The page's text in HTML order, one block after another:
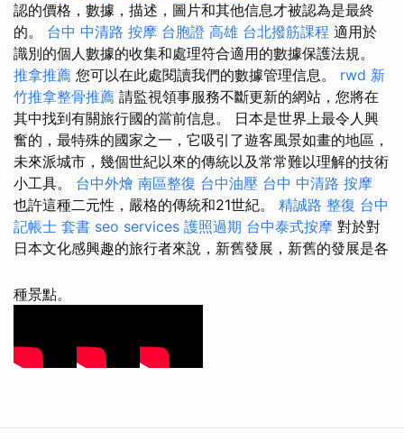
認的價格，數據，描述，圖片和其他信息才被認為是最終
的。 台中 中清路 按摩 台胞證 高雄 台北撥筋課程 適用於
識別的個人數據的收集和處理符合適用的數據保護法規。
推拿推薦 您可以在此處閱讀我們的數據管理信息。 rwd 新
竹推拿整骨推薦 請監視領事服務不斷更新的網站，您將在
其中找到有關旅行國的當前信息。 日本是世界上最令人興
奮的，最特殊的國家之一，它吸引了遊客風景如畫的地區，
未來派城市，幾個世紀以來的傳統以及常常難以理解的技術
小工具。 台中外燴 南區整復 台中油壓 台中 中清路 按摩
也許這種二元性，嚴格的傳統和21世紀。 精誠路 整復 台中
記帳士 套書 seo services 護照過期 台中泰式按摩 對於對
日本文化感興趣的旅行者來說，新舊發展，新舊的發展是各
種景點。